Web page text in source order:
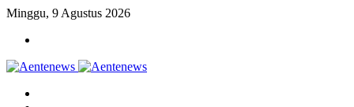
Minggu, 9 Agustus 2026